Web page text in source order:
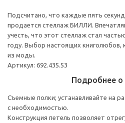
Подсчитано, что каждые пять
продается стеллаж БИЛЛИ.
учесть, что этот стеллаж стал
году. Выбор настоящих книголюбов,
из моды.
Артикул: 692.435.53
Подробнее о
Съемные полки; устанавливайте на
с необходимостью.
Конструкция петель позволяет